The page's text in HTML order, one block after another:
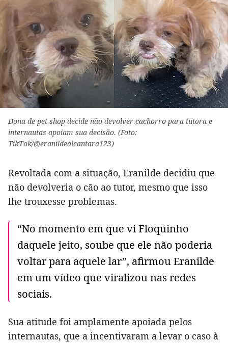
Dona de pet shop decide não devolver cachorro para tutora e
internautas apoiam sua decisão. (Foto:
TikTok/@eranildealcantara123)
Revoltada com a situação, Eranilde decidiu que
não devolveria o cão ao tutor, mesmo que isso
lhe trouxesse problemas.
“No momento em que vi Floquinho
daquele jeito, soube que ele não poderia
voltar para aquele lar”, afirmou Eranilde
em um vídeo que viralizou nas redes
sociais.
Sua atitude foi amplamente apoiada pelos
internautas, que a incentivaram a levar o caso à